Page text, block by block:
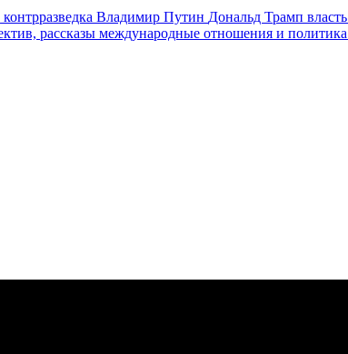
Владимир Путин Дональд Трамп власть
рассказы международные отношения и политика